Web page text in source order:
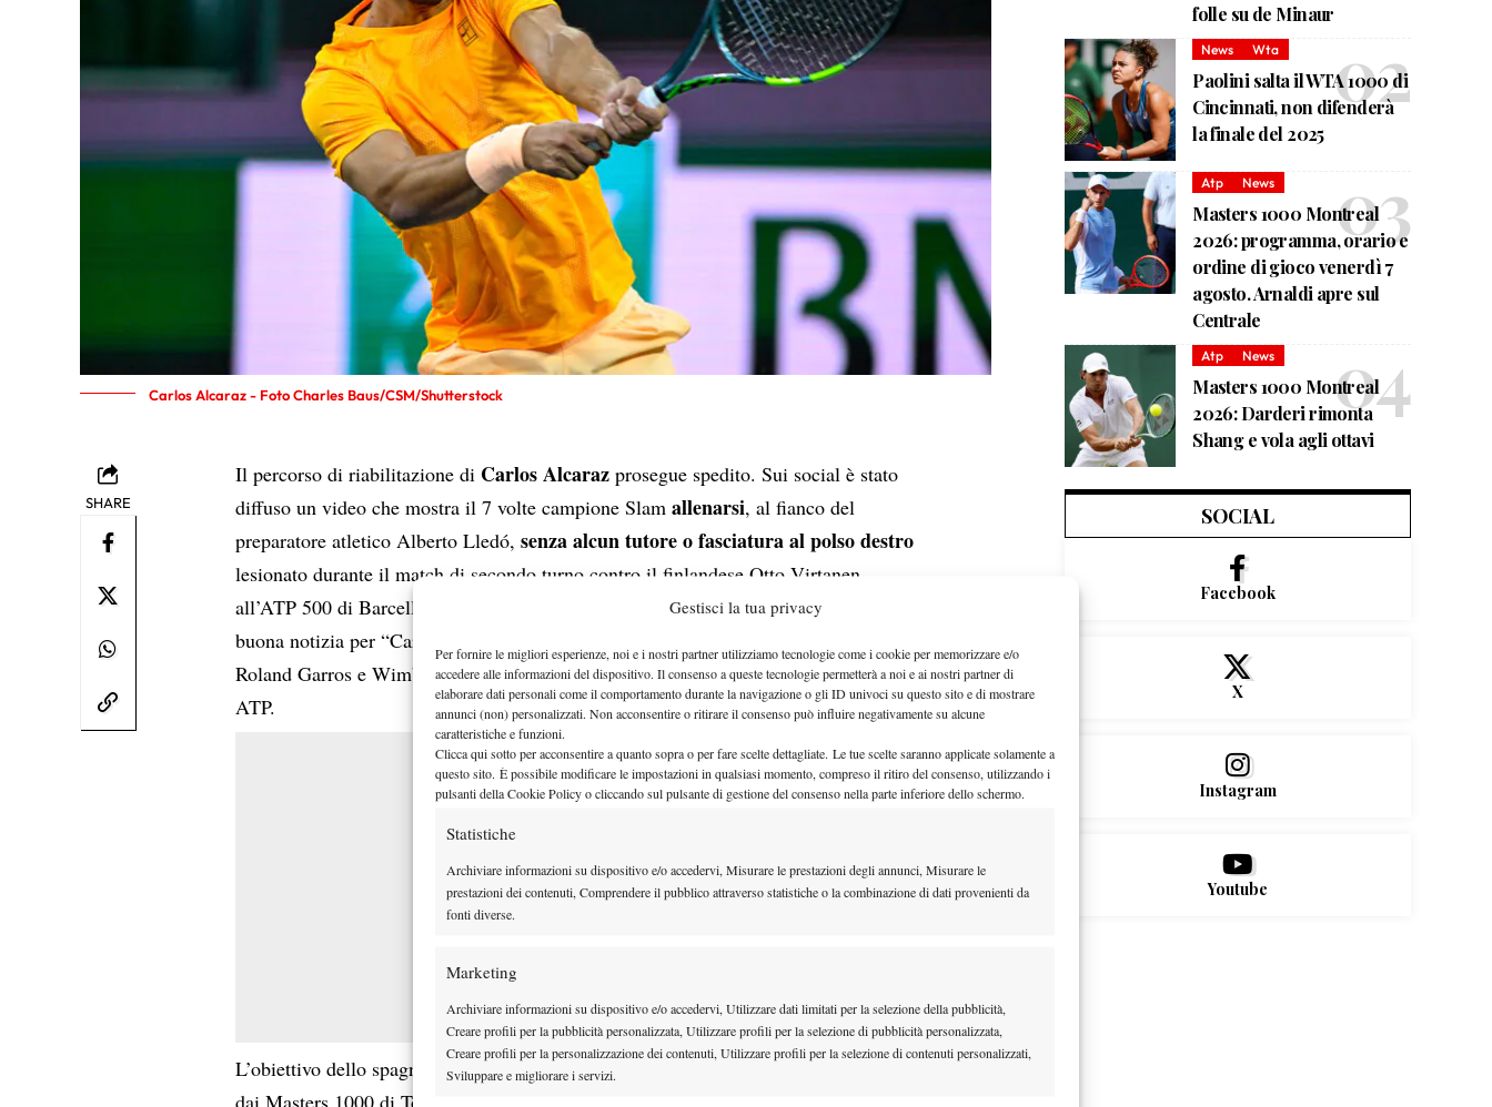
Gestisci la tua privacy
Per fornire le migliori esperienze, noi e i nostri partner utilizziamo tecnologie come i cookie per memorizzare e/o
accedere alle informazioni del dispositivo. Il consenso a queste tecnologie permetterà a noi e ai nostri partner di
elaborare dati personali come il comportamento durante la navigazione o gli ID univoci su questo sito e di mostrare
annunci (non) personalizzati. Non acconsentire o ritirare il consenso può influire negativamente su alcune
caratteristiche e funzioni.
Clicca qui sotto per acconsentire a quanto sopra o per fare scelte dettagliate. Le tue scelte saranno applicate solamente a
questo sito. È possibile modificare le impostazioni in qualsiasi momento, compreso il ritiro del consenso, utilizzando i
pulsanti della Cookie Policy o cliccando sul pulsante di gestione del consenso nella parte inferiore dello schermo.
Statistiche
Archiviare informazioni su dispositivo e/o accedervi, Misurare le prestazioni degli annunci, Misurare le
prestazioni dei contenuti, Comprendere il pubblico attraverso statistiche o la combinazione di dati provenienti da
fonti diverse.
Marketing
Archiviare informazioni su dispositivo e/o accedervi, Utilizzare dati limitati per la selezione della pubblicità,
Creare profili per la pubblicità personalizzata, Utilizzare profili per la selezione di pubblicità personalizzata,
Creare profili per la personalizzazione dei contenuti, Utilizzare profili per la selezione di contenuti personalizzati,
Sviluppare e migliorare i servizi.
Carlos Alcaraz - Foto Charles Baus/CSM/Shutterstock
SHARE
Il percorso di riabilitazione di Carlos Alcaraz prosegue spedito. Sui social è stato
diffuso un video che mostra il 7 volte campione Slamallenarsi, al fianco del
preparatore atletico Alberto Lledó,senza alcun tutore o fasciatura al polso destro
lesionato durante il match di secondo turno contro il finlandese Otto Virtanen
all’ATP 500 di Barcellona 2026, ovvero l’ultima apparizione del murciano. Una
buona notizia per “Carlitos”, costretto a saltare i Masters 1000 di Roma e Madrid, il
Roland Garros e Wimbledon per una somma di oltre 3000 punti persi nel ranking
ATP.
L’obiettivo dello spagnolo è quello di essere al 100% per lo swing nordamericano
dai Masters 1000 di Toronto e Cincinnati allo US Open, in cui dovrà difendere il
folle su de Minaur
News Wta
Paolini salta il WTA 1000 di
Cincinnati, non difenderà
la finale del 2025
Atp News
Masters 1000 Montreal
2026: programma, orario e
ordine di gioco venerdì 7
agosto. Arnaldi apre sul
Centrale
Atp News
Masters 1000 Montreal
2026: Darderi rimonta
Shang e vola agli ottavi
SOCIAL
Facebook
X
Instagram
Youtube